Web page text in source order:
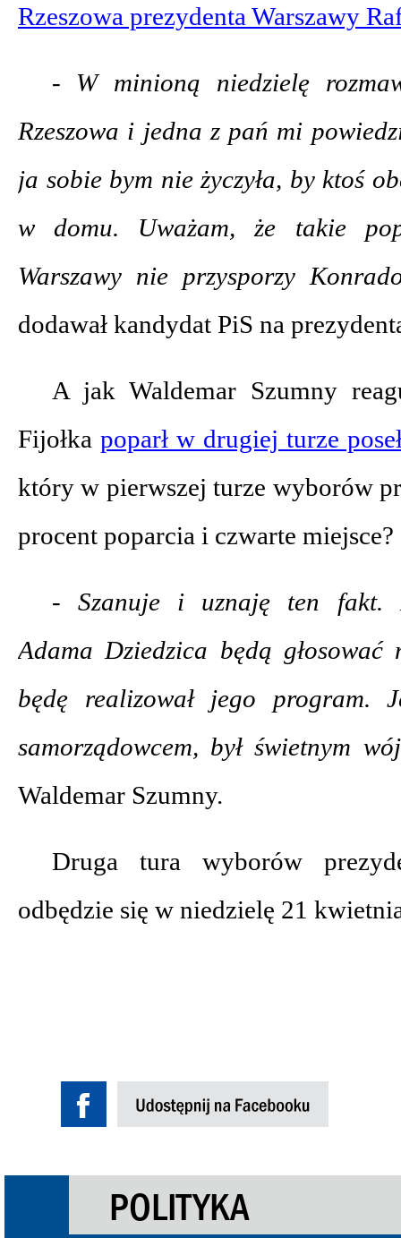
Rzeszowa prezydenta Warszawy
- W minioną niedzielę
Rzeszowa i jedna z pań mi
ja sobie bym nie życzyła, by ktoś
w domu. Uważam, że takie
Warszawy nie przysporzy
dodawał kandydat PiS na
A jak Waldemar Szumny
Fijołka poparł w drugiej turze
który w pierwszej turze wyborów
procent poparcia i czwarte miejsce?
- Szanuje i uznaję ten fakt.
Adama Dziedzica będą
będę realizował jego program.
samorządowcem, był świetnym
Waldemar Szumny.
Druga tura wyborów
odbędzie się w niedzielę 21
POLITYKA